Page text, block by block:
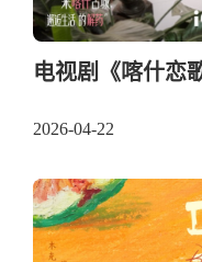
电视剧《喀什恋
2026-04-22